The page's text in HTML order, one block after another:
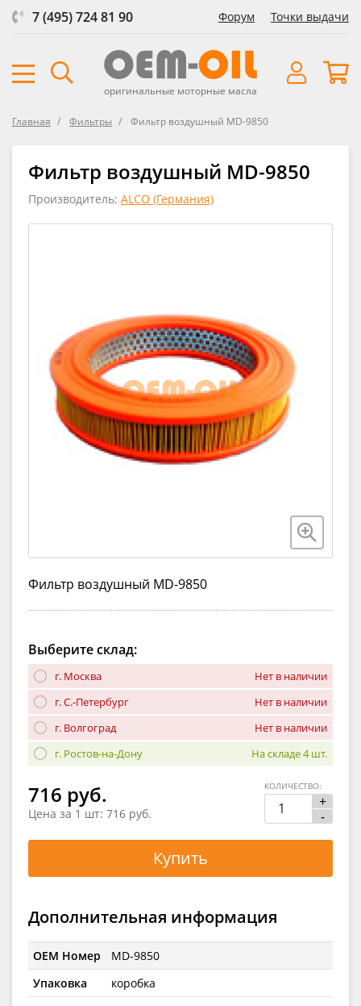
7 (495) 724 81 90 Форум Точки выдачи
оригинальные моторные масла
Главная Фильтры Фильтр воздушный MD-9850
Фильтр воздушный MD-9850
Производитель: ALCO (Германия)
Фильтр воздушный MD-9850
Выберите склад:
г. Москва
Нет в наличии
г. С.-Петербург
Нет в наличии
г. Волгоград
Нет в наличии
г. Ростов-на-Дону
На складе 4 шт.
716 руб.
Цена за 1 шт: 716 руб.
+
-
КОЛИЧЕСТВО:
Купить
Дополнительная информация
OEM Номер
MD-9850
Упаковка
коробка